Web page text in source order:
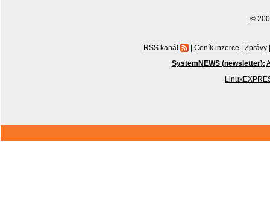
©
RSS kanál | Ceník inzerce | Zprávy |
SystemNEWS (newsletter):